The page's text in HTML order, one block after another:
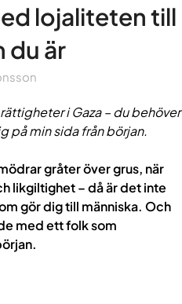
lojaliteten till
du är
i Gaza – du behöver
på min sida från början.
gråter över grus, när
likgiltighet – då är det inte
gör dig till människa. Och
med ett folk som